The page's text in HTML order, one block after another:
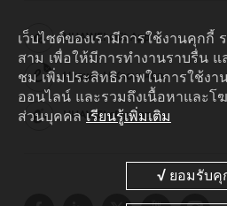
HUAWEI eKit App
Huawei HiKnow App
HUAWEI eFly App
เว็บไซต์ของเรามีการใช้งานคุกกี้
สาม เพื่อให้มีการทำงานราบรื่น แ
ชม เพิ่มประสิทธิภาพในการใช้งา
ออนไลน์ และรวมถึงเนื้อหาและโ
ส่วนบุคคล เรียนรู้เพิ่มเติม